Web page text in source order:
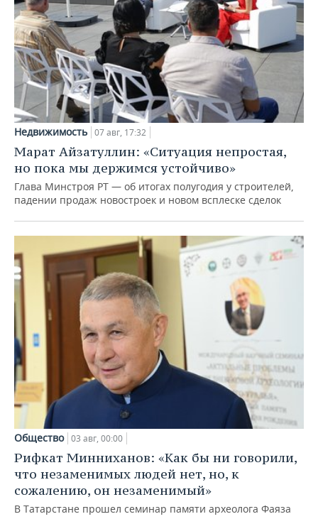
Недвижимость 07 авг, 17:32
Марат Айзатуллин: «Ситуация непростая,
но пока мы держимся устойчиво»
Глава Минстроя РТ — об итогах полугодия у строителей,
падении продаж новостроек и новом всплеске сделок
Общество 03 авг, 00:00
Рифкат Минниханов: «Как бы ни говорили,
что незаменимых людей нет, но, к
сожалению, он незаменимый»
В Татарстане прошел семинар памяти археолога Фаяза